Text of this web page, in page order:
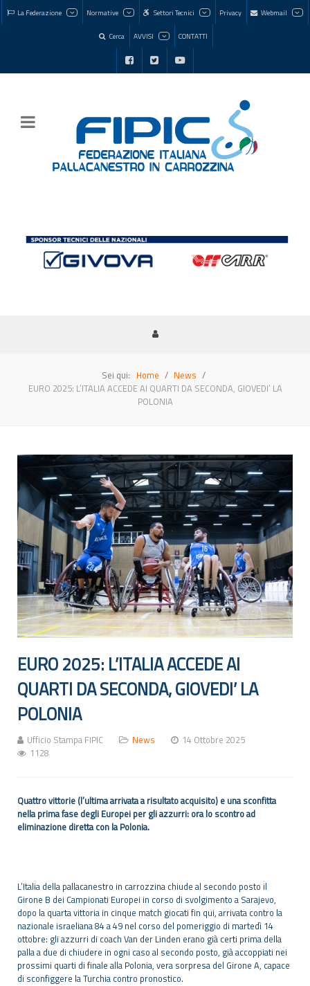
La Federazione Normative Settori Tecnici Privacy Webmail
Cerca AVVISI CONTATTI
Sei qui: Home
News
EURO 2025: L’ITALIA ACCEDE AI QUARTI DA SECONDA, GIOVEDI’ LA
POLONIA
EURO 2025: L’ITALIA ACCEDE AI
QUARTI DA SECONDA, GIOVEDI’ LA
POLONIA
Ufficio Stampa FIPIC News
14 Ottobre 2025
1128
Quattro vittorie (l’ultima arrivata a risultato acquisito) e una sconfitta
nella prima fase degli Europei per gli azzurri: ora lo scontro ad
eliminazione diretta con la Polonia.
L’Italia della pallacanestro in carrozzina chiude al secondo posto il
Girone B dei Campionati Europei in corso di svolgimento a Sarajevo,
dopo la quarta vittoria in cinque match giocati fin qui, arrivata contro la
nazionale israeliana 84 a 49 nel corso del pomeriggio di martedì 14
ottobre: gli azzurri di coach Van der Linden erano già certi prima della
palla a due di chiudere in ogni caso al secondo posto, già accoppiati nei
prossimi quarti di finale alla Polonia, vera sorpresa del Girone A, capace
di sconfiggere la Turchia contro pronostico.